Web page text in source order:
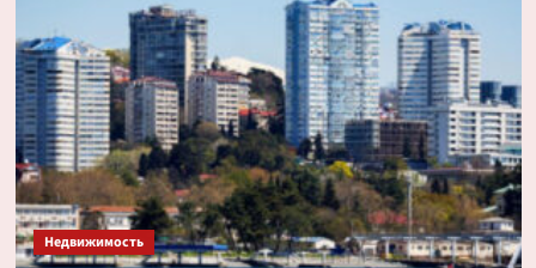
типа
жилья
в
Москве
впервые
перевалила
за
триллион
рублей
Недвижимость